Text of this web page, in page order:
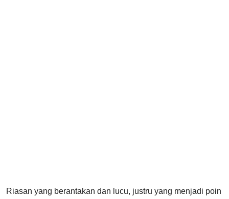
Riasan yang berantakan dan lucu, justru yang menjadi poin